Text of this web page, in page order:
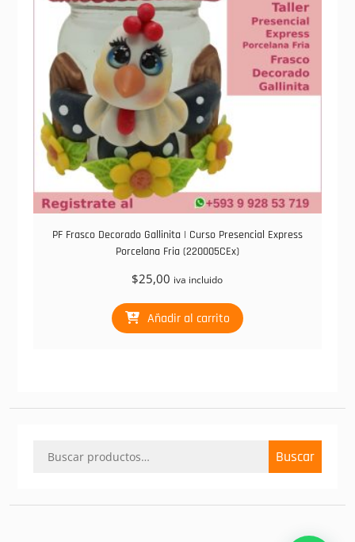
PF Frasco Decorado Gallinita | Curso Presencial Express
Porcelana Fria (220005CEx)
$25,00 iva incluido
Añadir al carrito
por:
Buscar